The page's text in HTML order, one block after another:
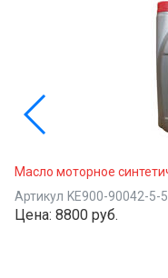
Масло моторное
Артикул KE900-90042-5-5
Цена: 8800 руб.